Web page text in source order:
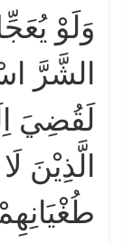
الشَّرَّ
لَقُضِيَ
الَّذِيْنَ